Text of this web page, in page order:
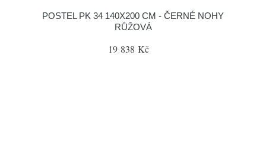
POSTEL PK 34 140X200 CM - ČERNÉ NOHY
RŮŽOVÁ
19 838 Kč